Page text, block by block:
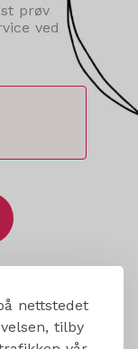
nettstedet
tilby
prøv
ved